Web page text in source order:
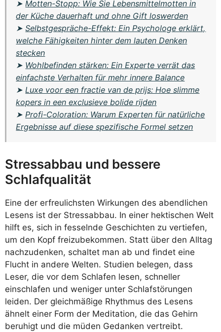
➤ Motten-Stopp: Wie Sie Lebensmittelmotten in
der Küche dauerhaft und ohne Gift loswerden
➤Selbstgespräche-Effekt: Ein Psychologe erklärt,
welche Fähigkeiten hinter dem lauten Denken
stecken
➤ Wohlbefinden stärken: Ein Experte verrät das
einfachste Verhalten für mehr innere Balance
➤ Luxe voor een fractie van de prijs: Hoe slimme
kopers in een exclusieve bolide rijden
➤ Profi-Coloration: Warum Experten für natürliche
Ergebnisse auf diese spezifische Formel setzen
Stressabbau und bessere
Schlafqualität
Eine der erfreulichsten Wirkungen des abendlichen
Lesens ist der Stressabbau. In einer hektischen Welt
hilft es, sich in fesselnde Geschichten zu vertiefen,
um den Kopf freizubekommen. Statt über den Alltag
nachzudenken, schaltet man ab und findet eine
Flucht in andere Welten. Studien belegen, dass
Leser, die vor dem Schlafen lesen, schneller
einschlafen und weniger unter Schlafstörungen
leiden. Der gleichmäßige Rhythmus des Lesens
ähnelt einer Form der Meditation, die das Gehirn
beruhigt und die müden Gedanken vertreibt.